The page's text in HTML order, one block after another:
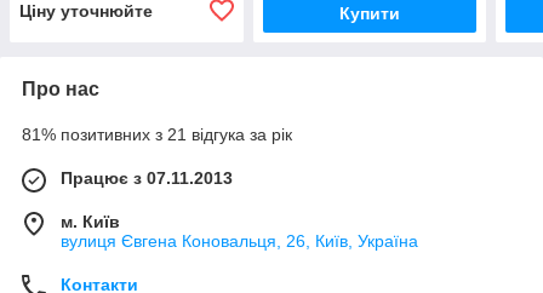
Ціну уточнюйте Купити
Про нас
81% позитивних з 21 відгука за рік
Працює з 07.11.2013
м. Київ
вулиця Євгена Коновальця, 26, Київ, Україна
Контакти